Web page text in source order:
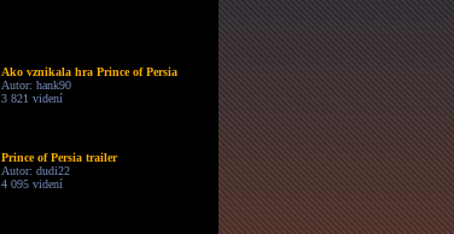
Ako vznikala hra Prince of Persia
Autor: hank90
3 821 videní
Prince of Persia trailer
Autor: dudi22
4 095 videní